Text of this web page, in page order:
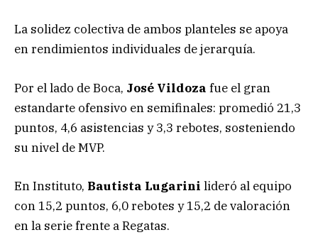
La solidez colectiva de ambos planteles se apoya
en rendimientos individuales de jerarquía.
Por el lado de Boca, José Vildoza fue el gran
estandarte ofensivo en semifinales: promedió 21,3
puntos, 4,6 asistencias y 3,3 rebotes, sosteniendo
su nivel de MVP.
En Instituto, Bautista Lugarini lideró al equipo
con 15,2 puntos, 6,0 rebotes y 15,2 de valoración
en la serie frente a Regatas.